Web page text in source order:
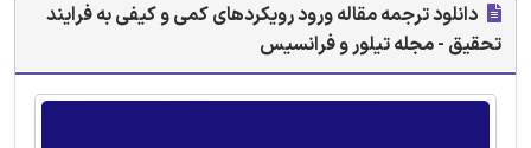
دانلود ترجمه مقاله ورود رویکردهای کمی و کیفی به فرایند
تحقیق - مجله تیلور و فرانسیس